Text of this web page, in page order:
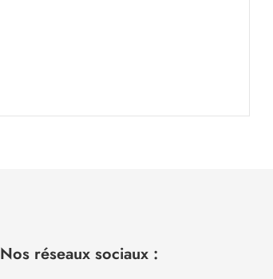
Nos réseaux sociaux :